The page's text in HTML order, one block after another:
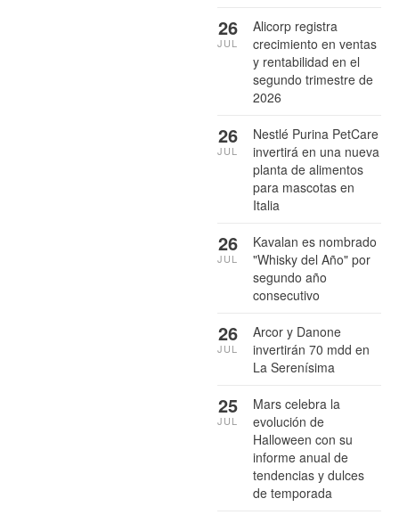
Alicorp registra
crecimiento en ventas
y rentabilidad en el
segundo trimestre de
2026
26
JUL
Nestlé Purina PetCare
invertirá en una nueva
planta de alimentos
para mascotas en
Italia
26
JUL
Kavalan es nombrado
"Whisky del Año" por
segundo año
consecutivo
26
JUL
Arcor y Danone
invertirán 70 mdd en
La Serenísima
26
JUL
Mars celebra la
evolución de
Halloween con su
informe anual de
tendencias y dulces
de temporada
25
JUL